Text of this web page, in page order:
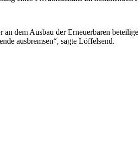
dem Ausbau der Erneuerbaren
ausbremsen“, sagte Löffelsend.